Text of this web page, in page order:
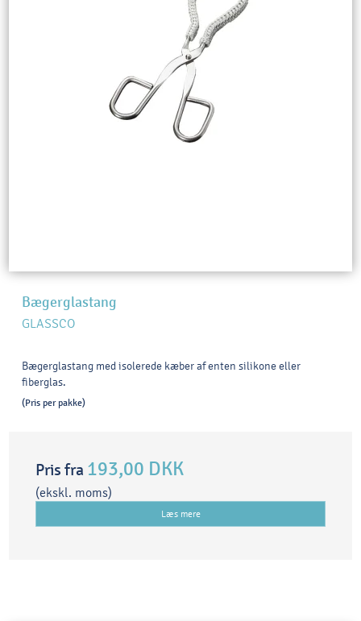
Bægerglastang
GLASSCO
Bægerglastang med isolerede kæber af enten silikone eller
fiberglas.
(Pris per pakke)
Pris fra 193,00 DKK
(ekskl. moms)
Læs mere